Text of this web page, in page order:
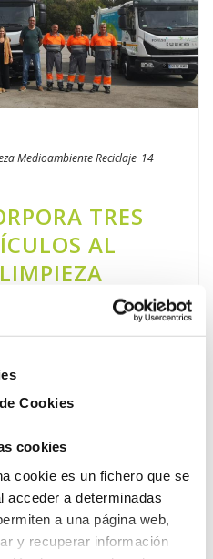
Cookies
cookies
cookie es un fichero que se
acceder a determinadas
a una página web,
y recuperar información
MedioambienteReciclaje 14
TRES
AL
VALL D’UIXÓ
en la Vall d’Uxió tres
y recogida de
para el baldeo con
LEER MÁS